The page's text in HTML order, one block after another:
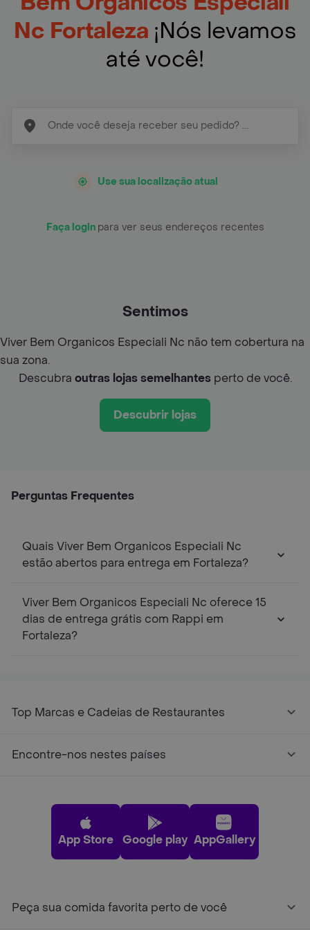
Nc Fortaleza ¡Nós levamos
até você!
Use sua localização atual
Faça login para ver seus endereços recentes
Sentimos
Viver Bem Organicos Especiali Nc não tem cobertura na
sua zona.
Descubra outras lojas semelhantesperto de você.
Descubrir lojas
Perguntas Frequentes
Quais Viver Bem Organicos Especiali Nc
estão abertos para entrega em Fortaleza?
Viver Bem Organicos Especiali Nc oferece 15
dias de entrega grátis com Rappi em
Fortaleza?
Top Marcas e Cadeias de Restaurantes
Encontre-nos nestes países
App Store Google play AppGallery
Peça sua comida favorita perto de você